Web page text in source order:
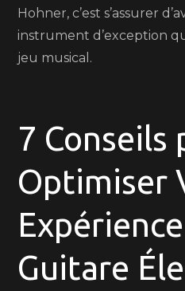
Hohner, c’est s’assurer
instrument d’exception
jeu musical.
7 Conseils
Optimiser
Guitare